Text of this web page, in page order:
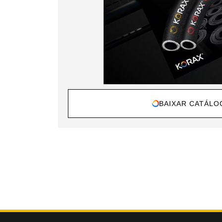
BAIXAR